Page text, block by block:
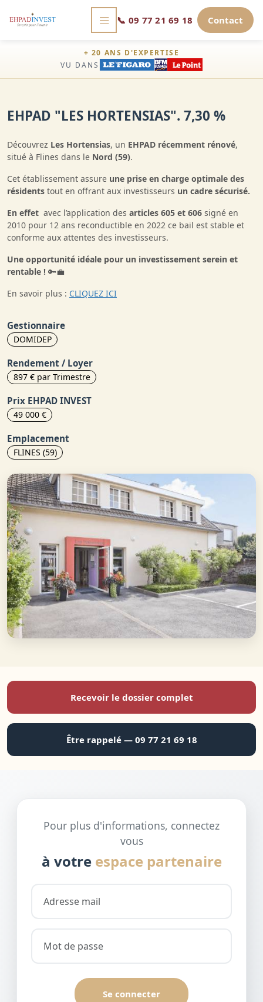
📞 09 77 21 69 18 Contact
+ 20 ANS D'EXPERTISE
VU DANS
EHPAD "LES HORTENSIAS". 7,30 %
Découvrez Les Hortensias, un EHPAD récemment rénové,
situé à Flines dans le Nord (59).
Cet établissement assure une prise en charge optimale des
résidents tout en offrant aux investisseurs un cadre sécurisé.
En effet avec l’application des articles 605 et 606 signé en
2010 pour 12 ans reconductible en 2022 ce bail est stable et
conforme aux attentes des investisseurs.
Une opportunité idéale pour un investissement serein et
rentable ! 🔑💼
En savoir plus : CLIQUEZ ICI
Gestionnaire
DOMIDEP
Rendement / Loyer
897 € par Trimestre
Prix EHPAD INVEST
49 000 €
Emplacement
FLINES (59)
Recevoir le dossier complet
Être rappelé — 09 77 21 69 18
Pour plus d'informations, connectez
vous
à votre espace partenaire
Se connecter